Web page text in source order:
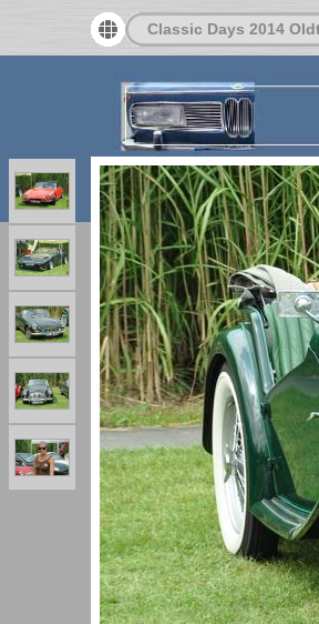
Classic Days 2014